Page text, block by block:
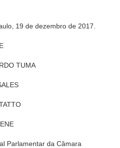
19 de dezembro de 2017.
TUMA
Parlamentar da Câmara